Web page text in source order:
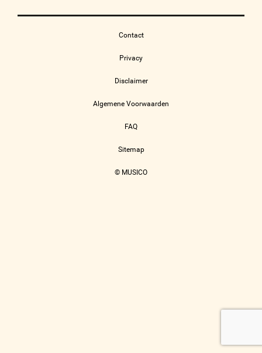
Contact
Privacy
Disclaimer
Algemene Voorwaarden
FAQ
Sitemap
© MUSICO